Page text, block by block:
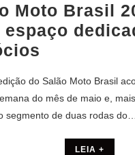
Moto Brasil
espaço
do Salão Moto Brasil
do mês de maio e,
segmento de duas rodas do…
LEIA +